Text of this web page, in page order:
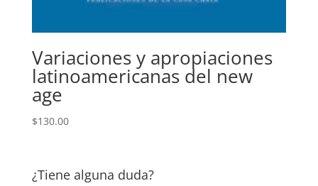
Variaciones y apropiaciones
latinoamericanas del new
age
$130.00
¿Tiene alguna duda?